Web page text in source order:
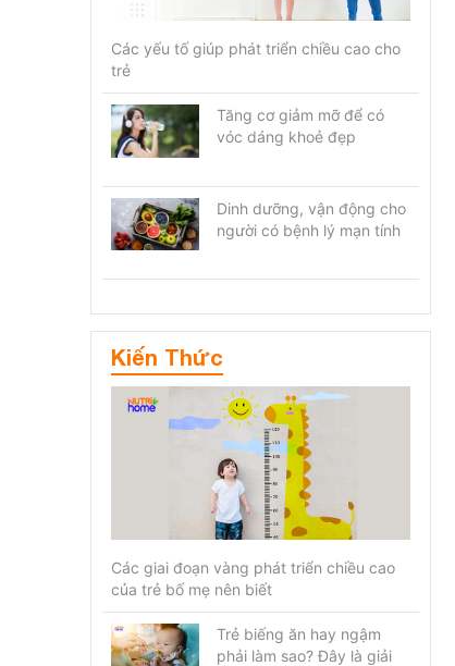
Các yếu tố giúp phát triển chiều cao cho
trẻ
Tăng cơ giảm mỡ để có
vóc dáng khoẻ đẹp
Dinh dưỡng, vận động cho
người có bệnh lý mạn tính
Kiến Thức
Các giai đoạn vàng phát triển chiều cao
của trẻ bố mẹ nên biết
Trẻ biếng ăn hay ngậm
phải làm sao? Đây là giải